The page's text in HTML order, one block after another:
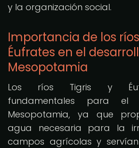
y la organización social.
Importancia de los
Éufrates en el
Mesopotamia
Los ríos Tigris y
fundamentales para el
Mesopotamia, ya que
agua necesaria para la
campos agrícolas y